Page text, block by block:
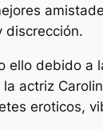
discrección.
ello debido a
actriz
eroticos,